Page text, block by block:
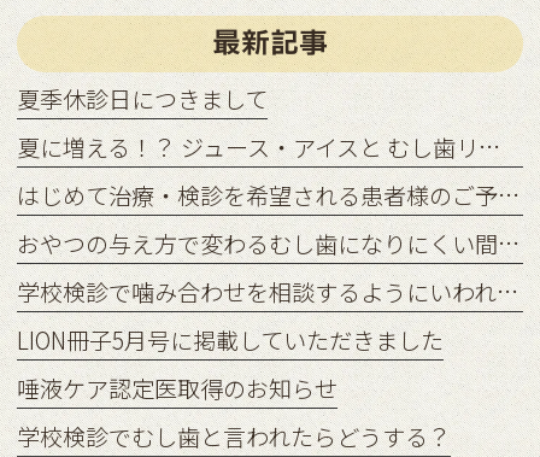
最新記事
夏季休診日につきまして
夏に増える！？ ジュース・アイスと むし歯リスクの関係
はじめて治療・検診を希望される患者様のご予約状況につきまして
おやつの与え方で変わるむし歯になりにくい間食習慣
学校検診で噛み合わせを相談するようにいわれたら？
LION冊子5月号に掲載していただきました
唾液ケア認定医取得のお知らせ
学校検診でむし歯と言われたらどうする？